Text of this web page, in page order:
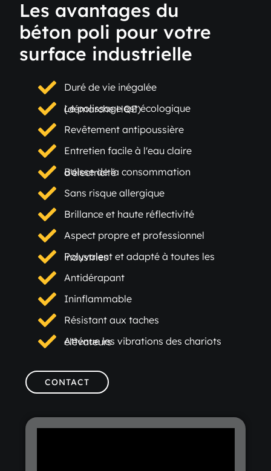
Les avantages du
béton poli pour votre
surface industrielle
Duré de vie inégalée
Le polissage est écologique (démarche HQE)
Revêtement antipoussière
Entretien facile à l'eau claire
Baisse de la consommation d'électricité
Sans risque allergique
Brillance et haute réflectivité
Aspect propre et professionnel
Polyvalent et adapté à toutes les industries
Antidérapant
Ininflammable
Résistant aux taches
Atténue les vibrations des chariots élévateurs
CONTACT